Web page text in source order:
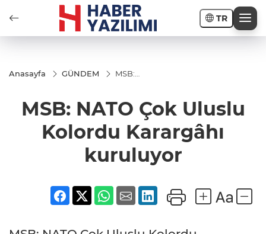
TR
Anasayfa GÜNDEM
MSB:
Uluslu
Kolordu
Karargâhı
kuruluyor
MSB: NATO Çok Uluslu
Kolordu Karargâhı
kuruluyor